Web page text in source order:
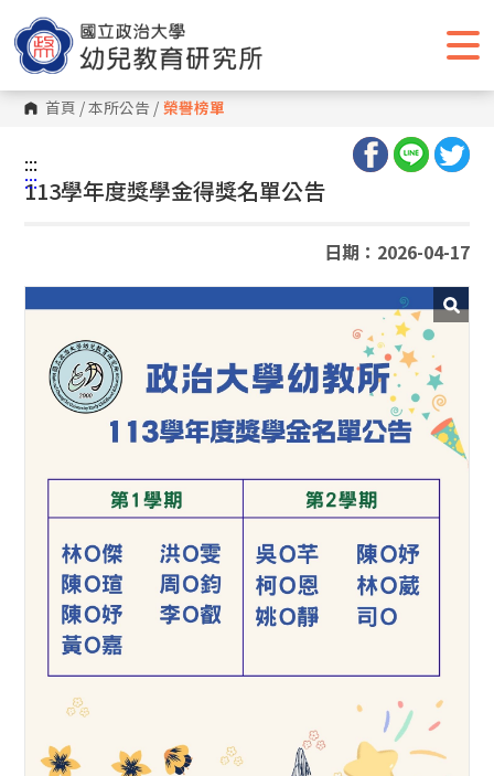
到
主
要
內
容
區 首頁 /本所公告 / 榮譽榜單
:::
:::
113學年度獎學金得獎名單公告
日期：2026-04-17